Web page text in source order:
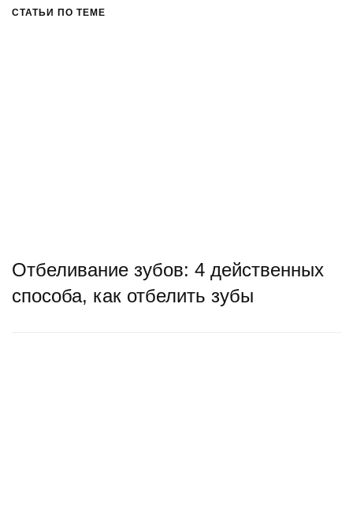
СТАТЬИ ПО ТЕМЕ
Отбеливание зубов: 4 действенных
способа, как отбелить зубы